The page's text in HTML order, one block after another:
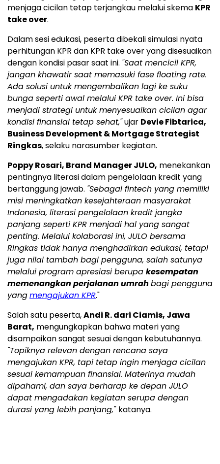
menjaga cicilan tetap terjangkau melalui skema KPR
take over.
Dalam sesi edukasi, peserta dibekali simulasi nyata
perhitungan KPR dan KPR take over yang disesuaikan
dengan kondisi pasar saat ini. "Saat mencicil KPR,
jangan khawatir saat memasuki fase floating rate.
Ada solusi untuk mengembalikan lagi ke suku
bunga seperti awal melalui KPR take over. Ini bisa
menjadi strategi untuk menyesuaikan cicilan agar
kondisi finansial tetap sehat,"ujar Devie Fibtarica,
Business Development & Mortgage Strategist
Ringkas, selaku narasumber kegiatan.
Poppy Rosari, Brand Manager JULO, menekankan
pentingnya literasi dalam pengelolaan kredit yang
bertanggung jawab. "Sebagai fintech yang memiliki
misi meningkatkan kesejahteraan masyarakat
Indonesia, literasi pengelolaan kredit jangka
panjang seperti KPR menjadi hal yang sangat
penting. Melalui kolaborasi ini, JULO bersama
Ringkas tidak hanya menghadirkan edukasi, tetapi
juga nilai tambah bagi pengguna, salah satunya
melalui program apresiasi berupa kesempatan
memenangkan perjalanan umrah bagi pengguna
yangmengajukan KPR."
Salah satu peserta,Andi R. dari Ciamis, Jawa
Barat, mengungkapkan bahwa materi yang
disampaikan sangat sesuai dengan kebutuhannya.
"Topiknya relevan dengan rencana saya
mengajukan KPR, tapi tetap ingin menjaga cicilan
sesuai kemampuan finansial. Materinya mudah
dipahami, dan saya berharap ke depan JULO
dapat mengadakan kegiatan serupa dengan
durasi yang lebih panjang," katanya.